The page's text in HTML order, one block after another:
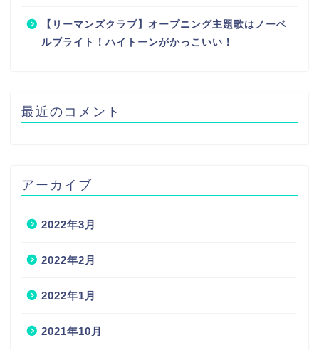
【リーマンズクラブ】オープニング主題歌はノーベ
ルブライト！ハイトーンがかっこいい！
最近のコメント
アーカイブ
2022年3月
2022年2月
2022年1月
2021年10月